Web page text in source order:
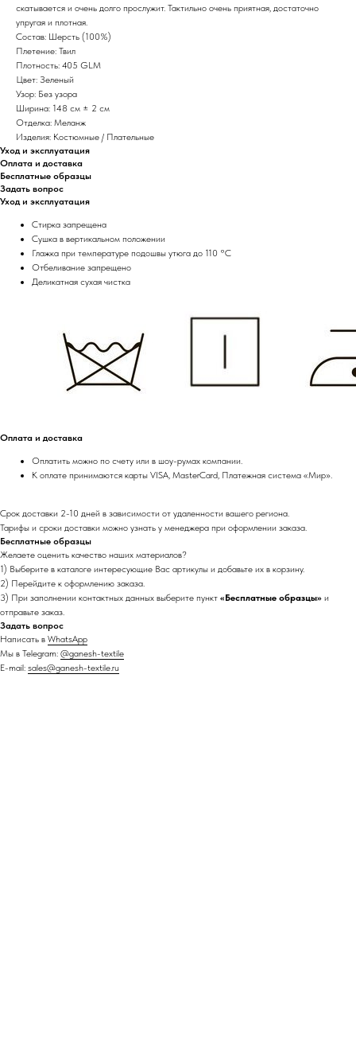
скатывается и очень долго прослужит. Тактильно очень приятная, достаточно
упругая и плотная.
Состав: Шерсть (100%)
Плетение: Твил
Плотность: 405 GLM
Цвет: Зеленый
Узор: Без узора
Ширина: 148 см ± 2 см
Отделка: Меланж
Изделия: Костюмные / Плательные
Уход и эксплуатация
Оплата и доставка
Бесплатные образцы
Задать вопрос
Уход и эксплуатация
Стирка запрещена
Сушка в вертикальном положении
Глажка при температуре подошвы утюга до 110 °C
Отбеливание запрещено
Деликатная сухая чистка
Оплата и доставка
Оплатить можно по счету или в шоу-румах компании.
К оплате принимаются карты VISA, MasterCard, Платежная система «Мир».
Срок доставки 2-10 дней в зависимости от удаленности вашего региона.
Тарифы и сроки доставки можно узнать у менеджера при оформлении заказа.
Бесплатные образцы
Желаете оценить качество наших материалов?
1) Выберите в каталоге интересующие Вас артикулы и добавьте их в корзину.
2) Перейдите к оформлению заказа.
3) При заполнении контактных данных выберите пункт «Бесплатные образцы» и
отправьте заказ.
Задать вопрос
Написать в WhatsApp
Мы в Telegram: @ganesh-textile
E-mail: sales@ganesh-textile.ru